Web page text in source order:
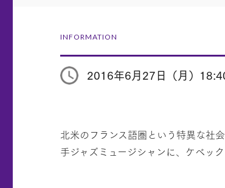
INFORMATION
2016年6月27日（月）
北米のフランス語圏という特異な社
手ジャズミュージシャンに、ケベッ